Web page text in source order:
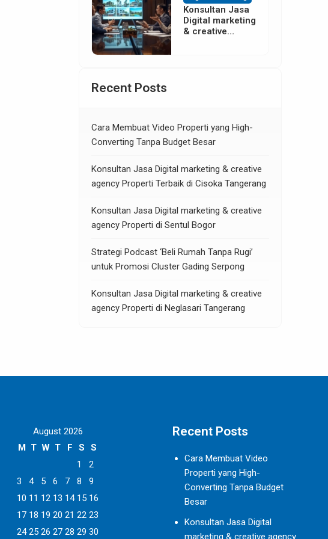
Konsultan Jasa
Digital marketing
& creative
Recent Posts
Cara Membuat Video Properti yang High-
Converting Tanpa Budget Besar
Konsultan Jasa Digital marketing & creative
agency Properti Terbaik di Cisoka Tangerang
Konsultan Jasa Digital marketing & creative
agency Properti di Sentul Bogor
Strategi Podcast ‘Beli Rumah Tanpa Rugi’
untuk Promosi Cluster Gading Serpong
Konsultan Jasa Digital marketing & creative
agency Properti di Neglasari Tangerang
August 2026
M
T W T F S
S
1
2
3
4 5 6 7 8
9
10 11 12 13 14 15 16
17 18 19 20 21 22 23
24 25 26 27 28 29 30
Recent Posts
Cara Membuat Video
Properti yang High-
Converting Tanpa Budget
Besar
Konsultan Jasa Digital